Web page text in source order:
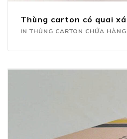
Thùng carton có quai
IN THÙNG CARTON CHỨA